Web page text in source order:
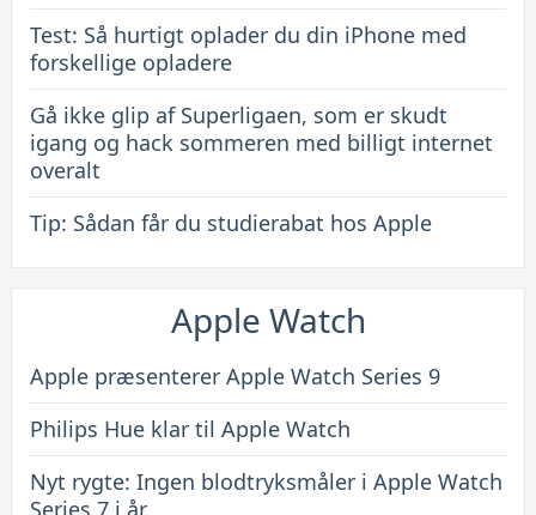
Test: Så hurtigt oplader du din iPhone med
forskellige opladere
Gå ikke glip af Superligaen, som er skudt
igang og hack sommeren med billigt internet
overalt
Tip: Sådan får du studierabat hos Apple
Apple Watch
Apple præsenterer Apple Watch Series 9
Philips Hue klar til Apple Watch
Nyt rygte: Ingen blodtryksmåler i Apple Watch
Series 7 i år